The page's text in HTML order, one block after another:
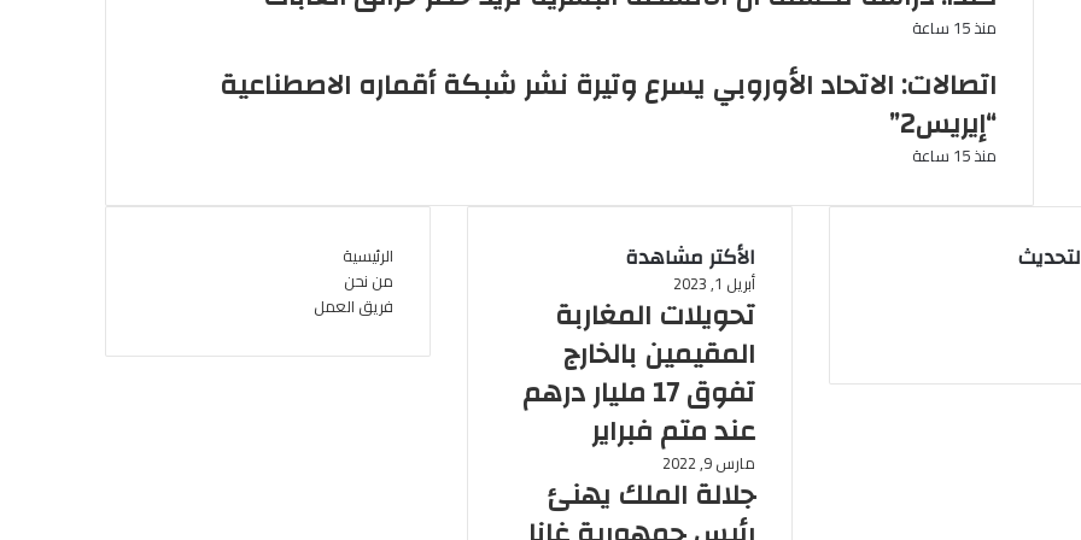
منذ 15 ساعة
اتصالات: الاتحاد الأوروبي يسرع وتيرة نشر شبكة أقماره الاصطناعية
“إيريس2”
منذ 15 ساعة
الرئيسية
من نحن
فريق العمل
الأكتر مشاهدة
أبريل 1, 2023
تحويلات المغاربة
المقيمين بالخارج
تفوق 17 مليار درهم
عند متم فبراير
مارس 9, 2022
جلالة الملك يهنئ